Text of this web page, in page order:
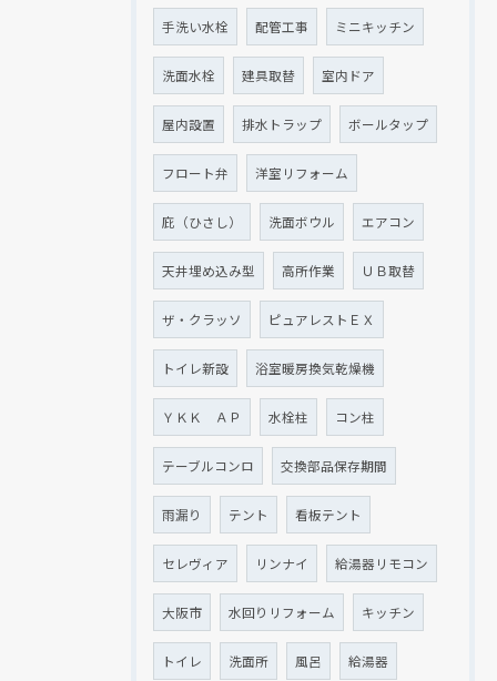
手洗い水栓 配管工事 ミニキッチン
洗面水栓 建具取替 室内ドア
屋内設置 排水トラップ ボールタップ
フロート弁 洋室リフォーム
庇（ひさし） 洗面ボウル エアコン
天井埋め込み型 高所作業 ＵＢ取替
ザ・クラッソ ピュアレストＥＸ
トイレ新設 浴室暖房換気乾燥機
ＹＫＫ ＡＰ 水栓柱 コン柱
テーブルコンロ 交換部品保存期間
雨漏り テント 看板テント
セレヴィア リンナイ 給湯器リモコン
大阪市 水回りリフォーム キッチン
トイレ 洗面所 風呂 給湯器